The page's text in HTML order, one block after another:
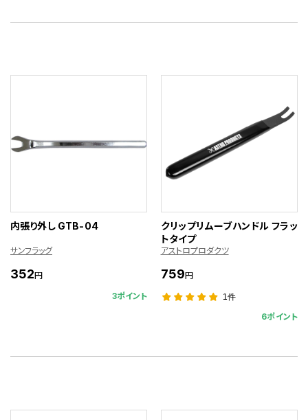
内張り外し GTB-04
サンフラッグ
352円
3ポイント
クリップリムーブハンドル フラッ
トタイプ
アストロプロダクツ
759円
1件
6ポイント